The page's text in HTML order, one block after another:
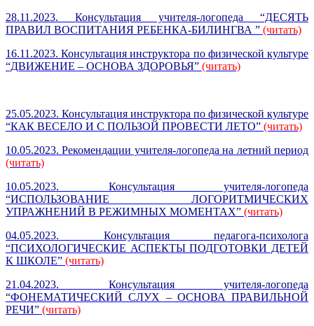
28.11.2023.
Консультация учителя-логопеда “ДЕСЯТЬ
ПРАВИЛ ВОСПИТАНИЯ РЕБЕНКА-БИЛИНГВА ” (читать)
16.11.2023. Консультация инструктора по физической культуре
“ДВИЖЕНИЕ – ОСНОВА ЗДОРОВЬЯ” (читать)
25.05.2023. Консультация инструктора по физической культуре
“КАК ВЕСЕЛО И С ПОЛЬЗОЙ ПРОВЕСТИ ЛЕТО” (читать)
10.05.2023. Рекомендации учителя-логопеда на летний период
(читать)
10.05.2023. Консультация учителя-логопеда
“ИСПОЛЬЗОВАНИЕ ЛОГОРИТМИЧЕСКИХ
УПРАЖНЕНИЙ В РЕЖИМНЫХ МОМЕНТАХ” (читать)
04.05.2023. Консультация педагога-психолога
“ПСИХОЛОГИЧЕСКИЕ АСПЕКТЫ ПОДГОТОВКИ ДЕТЕЙ
К ШКОЛЕ” (читать)
21.04.2023. Консультация учителя-логопеда
“ФОНЕМАТИЧЕСКИЙ СЛУХ – ОСНОВА ПРАВИЛЬНОЙ
РЕЧИ” (читать)